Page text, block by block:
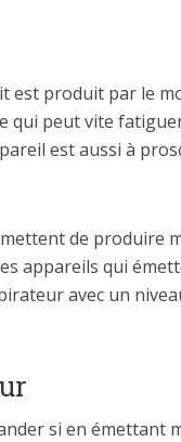
est produit par le
qui peut vite
est aussi à
de produire
appareils qui
avec un
si en émettant